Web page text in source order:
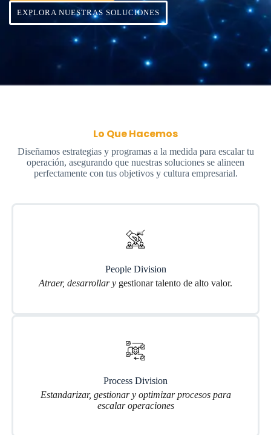
EXPLORA NUESTRAS SOLUCIONES
Lo Que Hacemos
Diseñamos estrategias y programas a la medida para escalar tu
operación, asegurando que nuestras soluciones se alineen
perfectamente con tus objetivos y cultura empresarial.
People Division
Atraer, desarrollar y gestionar talento de alto valor.
Process Division
Estandarizar, gestionar y optimizar procesos para
escalar operaciones